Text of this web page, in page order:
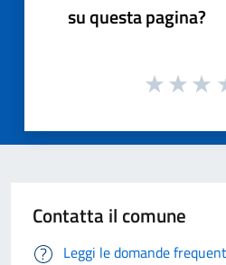
su questa pagina?
Contatta il comune
Leggi le domande